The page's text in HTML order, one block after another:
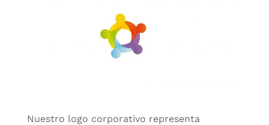
Nuestro logo corporativo representa